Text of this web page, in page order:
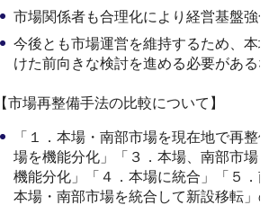
市場関係者も合理化により経営基盤強
今後とも市場運営を維持するため、本
けた前向きな検討を進める必要がある
【市場再整備手法の比較について】
「１．本場・南部市場を現在地で再整
場を機能分化」「３．本場、南部市場
機能分化」「４．本場に統合」「５．
本場・南部市場を統合して新設移転」